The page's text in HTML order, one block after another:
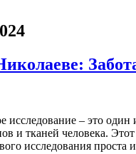
исследование – это
и тканей человека.
исследования